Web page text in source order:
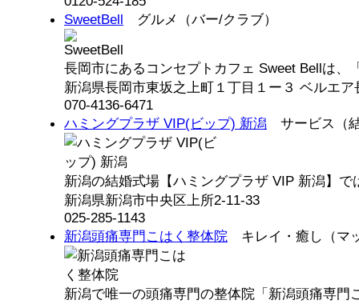
SweetBell グルメ（バー/クラブ）
長岡市にあるコンセプトカフェ Sweet Bellは、
新潟県長岡市東坂之上町１丁目１ー３ ベルエア
070-4136-6471
ハミングプラザ VIP(ビップ) 新潟 サービス（
新潟の結婚式場【ハミングプラザ VIP 新潟】で
新潟県新潟市中央区上所2-11-33
025-285-1143
新潟頭痛専門こはく整体院 キレイ・癒し（マ
新潟で唯一の頭痛専門の整体院「新潟頭痛専門